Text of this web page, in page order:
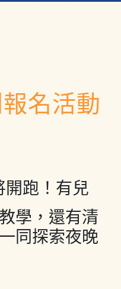
名活動
開跑！有兒
學，還有清
同探索夜晚